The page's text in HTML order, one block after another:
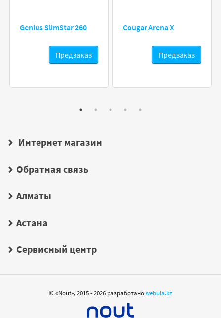
Genius SlimStar 260
Предзаказ
Cougar Arena X
Предзаказ
Интернет магазин
Обратная связь
Алматы
Астана
Сервисный центр
© «Nout», 2015 - 2026 разработаноwebula.kz